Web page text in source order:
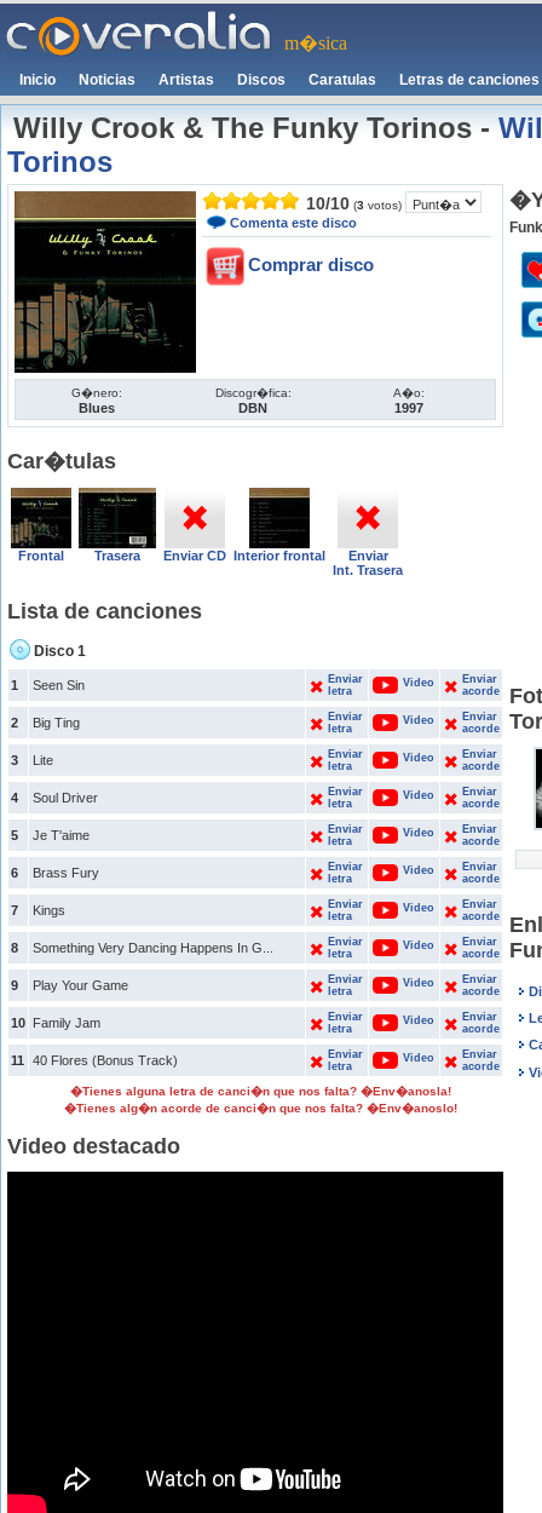
m�sica
Inicio Noticias Artistas Discos Caratulas Letras de canciones
Willy Crook & The Funky Torinos-
Torinos
10/10 (3 votos)
Comenta este disco
Comprar disco
G�nero:
Blues
Discogr�fica:
DBN
A�o:
1997
Car�tulas
Frontal Trasera Enviar CD Interior frontal
Enviar
Int. Trasera
Lista de canciones
Disco 1
1 Seen Sin
Enviar
letra
Video
Enviar
acorde
2 Big Ting
Enviar
letra
Video
Enviar
acorde
3 Lite
Enviar
letra
Video
Enviar
acorde
4 Soul Driver
Enviar
letra
Video
Enviar
acorde
5 Je T'aime
Enviar
letra
Video
Enviar
acorde
6 Brass Fury
Enviar
letra
Video
Enviar
acorde
7 Kings
Enviar
letra
Video
Enviar
acorde
8 Something Very Dancing Happens In G...
Enviar
letra
Video
Enviar
acorde
9 Play Your Game
Enviar
letra
Video
Enviar
acorde
10 Family Jam
Enviar
letra
Video
Enviar
acorde
11 40 Flores (Bonus Track)
Enviar
letra
Video
Enviar
acorde
�Tienes alguna letra de canci�n que nos falta? �Env�anosla!
�Tienes alg�n acorde de canci�n que nos falta? �Env�anoslo!
Video destacado